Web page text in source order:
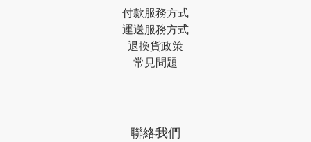
付款服務方式
運送服務方式
退換貨政策
常見問題
聯絡我們